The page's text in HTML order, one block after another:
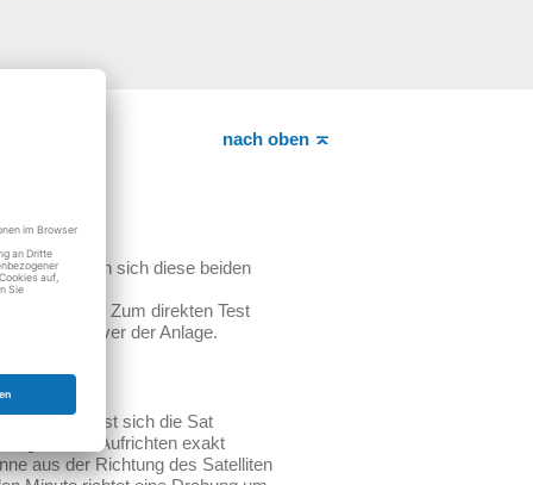
nach oben
Meist lassen sich diese beiden
Messgeräte. Zum direkten Test
den Receiver der Anlage.
Achse lässt sich die Sat
bzw. Aufrichten exakt
aus der Richtung des Satelliten